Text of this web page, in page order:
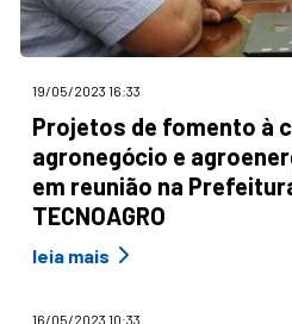
19/05/2023 16:33
Projetos de fomento à
agronegócio e
em reunião na
TECNOAGRO
leia mais
16/05/2023 10:33